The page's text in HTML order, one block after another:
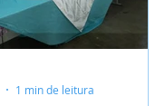
1 min de leitura